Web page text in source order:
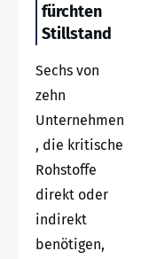
fürchten
Stillstand
Sechs von
zehn
Unternehmen
, die kritische
Rohstoffe
direkt oder
indirekt
benötigen,